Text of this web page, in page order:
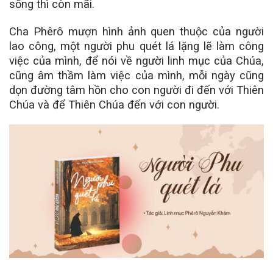
sống thì còn mãi.
Cha Phêrô mượn hình ảnh quen thuộc của người
lao công, một người phu quét lá lặng lẽ làm công
việc của mình, để nói về người linh mục của Chúa,
cũng âm thầm làm việc của mình, mỗi ngày cũng
dọn đường tâm hồn cho con người đi đến với Thiên
Chúa và để Thiên Chúa đến với con người.